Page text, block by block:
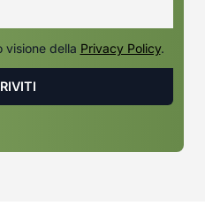
visione della Privacy Policy.